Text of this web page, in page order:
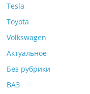
Tesla
Toyota
Volkswagen
Актуальное
Без рубрики
ВАЗ